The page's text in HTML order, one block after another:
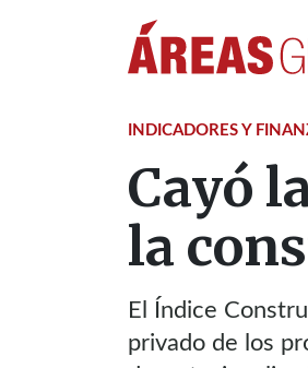
INDICADORES Y
Cayó
la
El Índice
privado de los